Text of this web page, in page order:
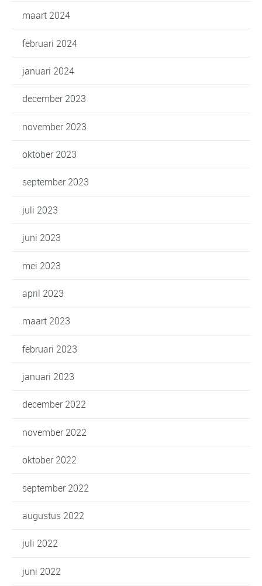
maart 2024
februari 2024
januari 2024
december 2023
november 2023
oktober 2023
september 2023
juli 2023
juni 2023
mei 2023
april 2023
maart 2023
februari 2023
januari 2023
december 2022
november 2022
oktober 2022
september 2022
augustus 2022
juli 2022
juni 2022